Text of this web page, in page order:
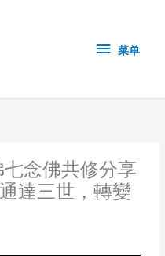
单 菜单
念佛共修分享
達三世，轉變